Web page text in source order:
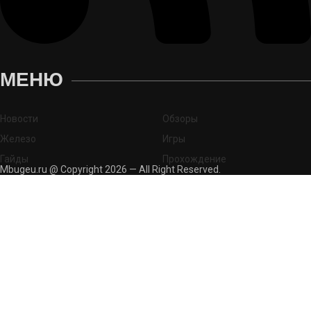
МЕНЮ
Новости
Обзоры
Железо
Игры
Гайды
Прохождение
Mbugeu.ru @ Copyright 2026 — All Right Reserved.